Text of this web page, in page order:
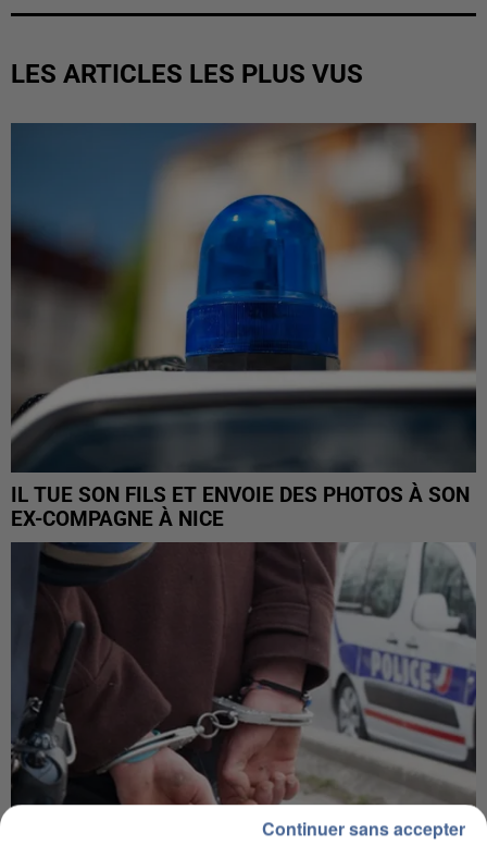
LES ARTICLES LES PLUS VUS
IL TUE SON FILS ET ENVOIE DES PHOTOS À SON
EX-COMPAGNE À NICE
Continuer sans accepter